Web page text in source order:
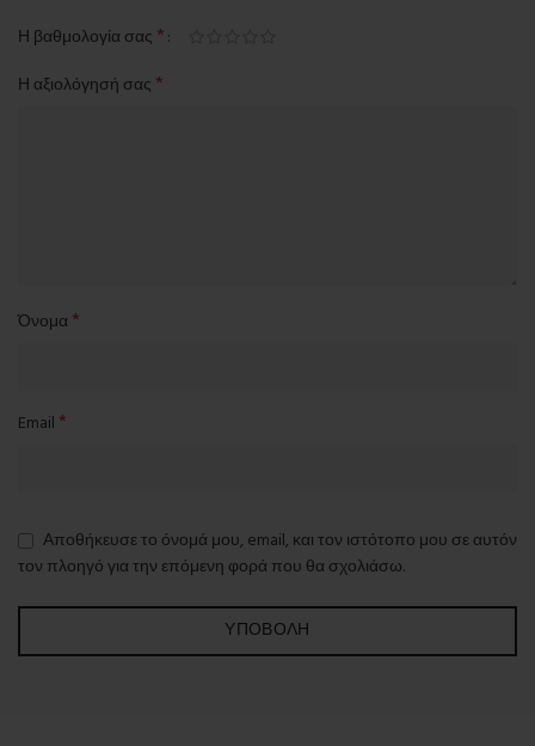
Η βαθμολογία σας *
Η αξιολόγησή σας *
Όνομα *
Email *
Αποθήκευσε το όνομά μου, email, και τον ιστότοπο μου σε αυτόν
τον πλοηγό για την επόμενη φορά που θα σχολιάσω.